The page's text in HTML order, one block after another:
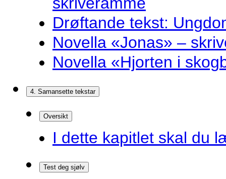
Drøftande tekst:
Novella «Jonas» –
Novella «Hjorten i
4. Samansette tekstar
Oversikt
I dette kapitlet skal du
Test deg sjølv